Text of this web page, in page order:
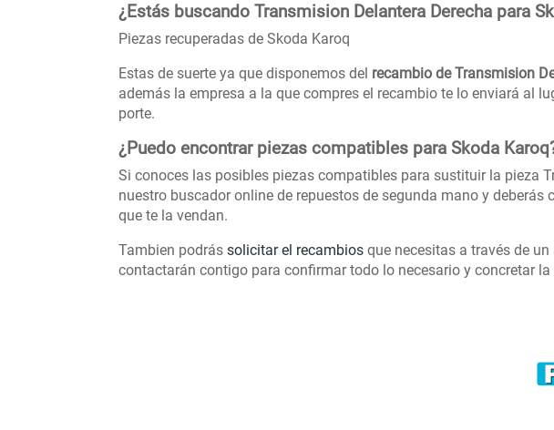
¿Estás buscando Transmision Delantera Derecha para
Piezas recuperadas de Skoda Karoq
Estas de suerte ya que disponemos del recambio de Transmision
además la empresa a la que compres el recambio te lo enviará al
porte.
¿Puedo encontrar piezas compatibles para Skoda
Si conoces las posibles piezas compatibles para sustituir la pieza
nuestro buscador online de repuestos de segunda mano y
que te la vendan.
Tambien podrás solicitar el recambios que necesitas a través de
contactarán contigo para confirmar todo lo necesario y concretar la